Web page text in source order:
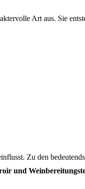
Art aus. Sie
Zu den
und